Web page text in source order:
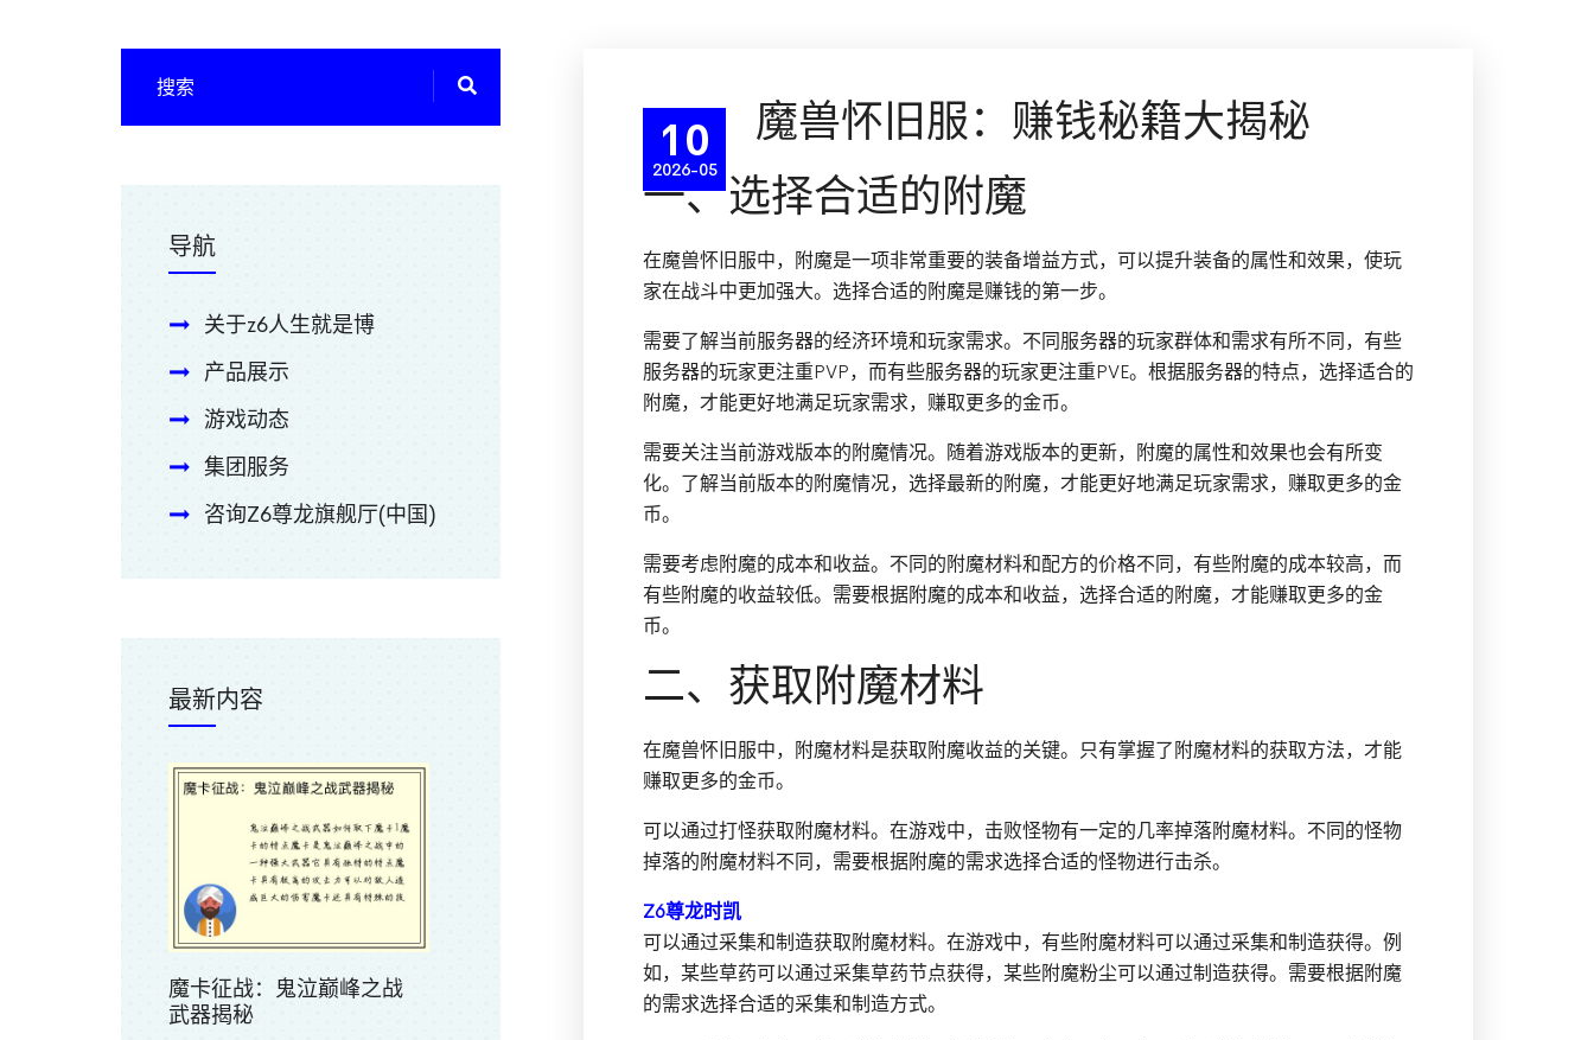
10
2026-05
魔兽怀旧服：赚钱秘籍大揭秘
一、选择合适的附魔
在魔兽怀旧服中，附魔是一项非常重要的装备增益方式，可以提升装备的属性和效果，使玩
家在战斗中更加强大。选择合适的附魔是赚钱的第一步。
需要了解当前服务器的经济环境和玩家需求。不同服务器的玩家群体和需求有所不同，有些
服务器的玩家更注重PVP，而有些服务器的玩家更注重PVE。根据服务器的特点，选择适合的
附魔，才能更好地满足玩家需求，赚取更多的金币。
需要关注当前游戏版本的附魔情况。随着游戏版本的更新，附魔的属性和效果也会有所变
化。了解当前版本的附魔情况，选择最新的附魔，才能更好地满足玩家需求，赚取更多的金
币。
需要考虑附魔的成本和收益。不同的附魔材料和配方的价格不同，有些附魔的成本较高，而
有些附魔的收益较低。需要根据附魔的成本和收益，选择合适的附魔，才能赚取更多的金
币。
二、获取附魔材料
在魔兽怀旧服中，附魔材料是获取附魔收益的关键。只有掌握了附魔材料的获取方法，才能
赚取更多的金币。
可以通过打怪获取附魔材料。在游戏中，击败怪物有一定的几率掉落附魔材料。不同的怪物
掉落的附魔材料不同，需要根据附魔的需求选择合适的怪物进行击杀。
Z6尊龙时凯
可以通过采集和制造获取附魔材料。在游戏中，有些附魔材料可以通过采集和制造获得。例
如，某些草药可以通过采集草药节点获得，某些附魔粉尘可以通过制造获得。需要根据附魔
的需求选择合适的采集和制造方式。
导航
关于z6人生就是博
产品展示
游戏动态
集团服务
咨询Z6尊龙旗舰厅(中国)
最新内容
魔卡征战：鬼泣巅峰之战
武器揭秘